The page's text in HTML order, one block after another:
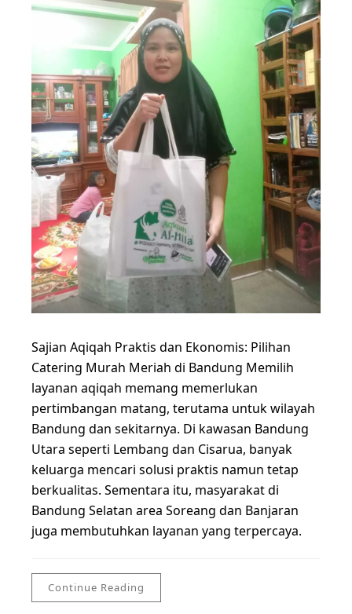
Sajian Aqiqah Praktis dan Ekonomis: Pilihan
Catering Murah Meriah di Bandung Memilih
layanan aqiqah memang memerlukan
pertimbangan matang, terutama untuk wilayah
Bandung dan sekitarnya. Di kawasan Bandung
Utara seperti Lembang dan Cisarua, banyak
keluarga mencari solusi praktis namun tetap
berkualitas. Sementara itu, masyarakat di
Bandung Selatan area Soreang dan Banjaran
juga membutuhkan layanan yang terpercaya.
Continue Reading